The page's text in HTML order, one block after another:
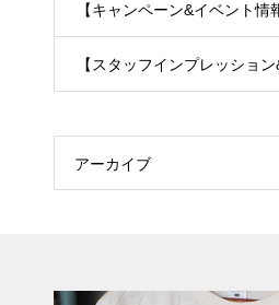
【キャンペーン&イベント情
【スタッフインプレッショ
アーカイブ